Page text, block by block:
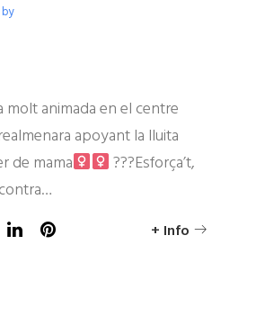
by
molt animada en el centre
apoyant la lluita
de mama
???Esforça’t,
LinkedInPinterest + Info